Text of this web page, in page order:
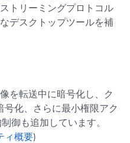
トリーミングプロトコル
デスクトップツールを補
を転送中に暗号化し、ク
化、さらに最小権限アク
御も追加しています。
ィ概要)